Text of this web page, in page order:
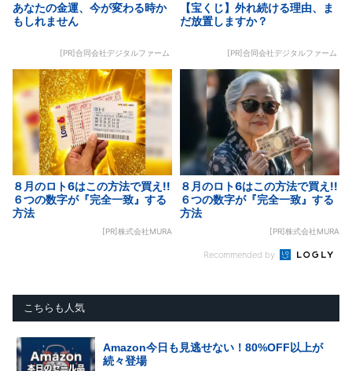
あなたの金運、今が変わる時か
もしれません
[PR]合同会社デジタルファーム
【宝くじ】外れ続ける理由、ま
だ放置しますか？
[PR]合同会社デジタルファーム
８月のロト6はこの方法で買え!!
６つの数字が『完全一致』する
方法
[PR]株式会社MURA
８月のロト6はこの方法で買え!!
６つの数字が『完全一致』する
方法
[PR]株式会社MURA
Recommended by
こちらも人気
Amazon今日も見逃せない！80%OFF以上が
続々登場